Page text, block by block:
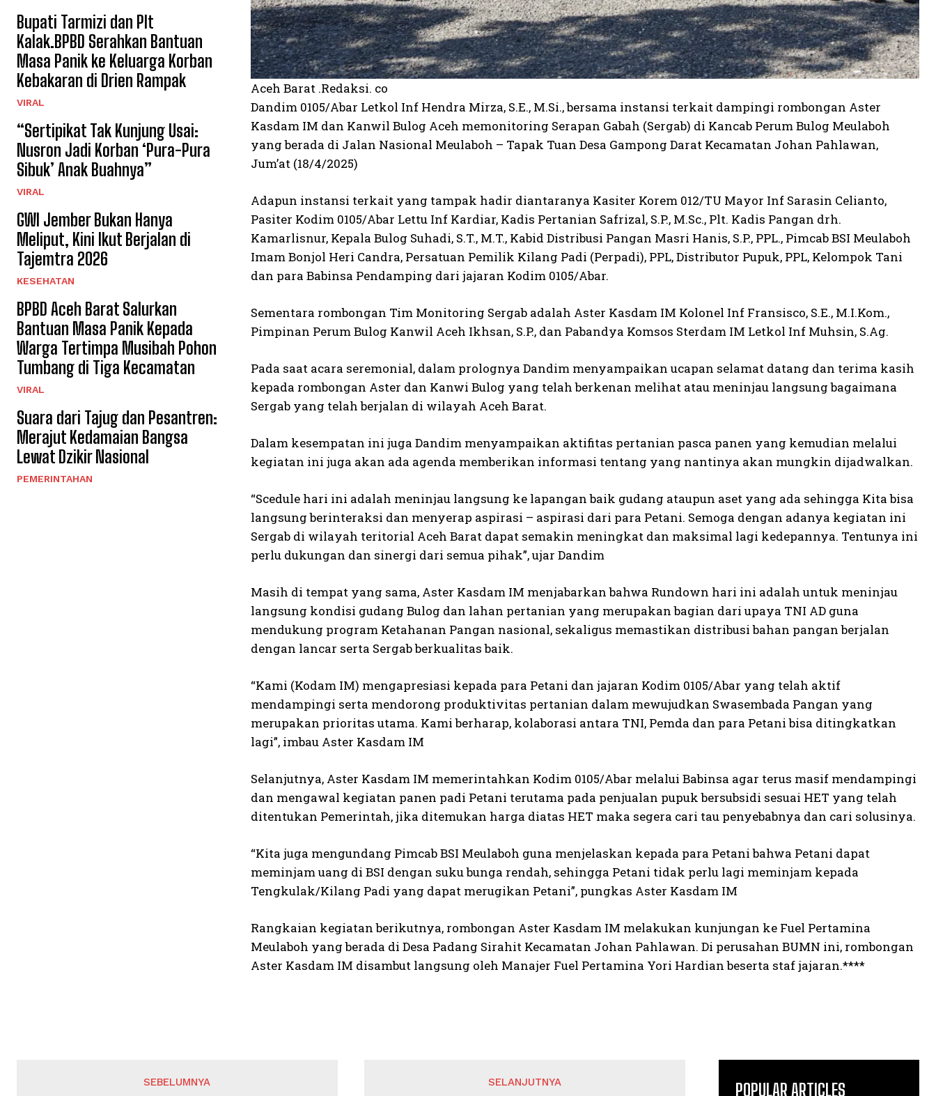
Bupati Tarmizi dan Plt
Kalak.BPBD Serahkan Bantuan
Masa Panik ke Keluarga Korban
Kebakaran di Drien Rampak
VIRAL
“Sertipikat Tak Kunjung Usai:
Nusron Jadi Korban ‘Pura-Pura
Sibuk’ Anak Buahnya”
VIRAL
GWI Jember Bukan Hanya
Meliput, Kini Ikut Berjalan di
Tajemtra 2026
KESEHATAN
BPBD Aceh Barat Salurkan
Bantuan Masa Panik Kepada
Warga Tertimpa Musibah Pohon
Tumbang di Tiga Kecamatan
VIRAL
Suara dari Tajug dan Pesantren:
Merajut Kedamaian Bangsa
Lewat Dzikir Nasional
PEMERINTAHAN
Aceh Barat .Redaksi. co
Dandim 0105/Abar Letkol Inf Hendra Mirza, S.E., M.Si., bersama instansi terkait dampingi rombongan Aster
Kasdam IM dan Kanwil Bulog Aceh memonitoring Serapan Gabah (Sergab) di Kancab Perum Bulog Meulaboh
yang berada di Jalan Nasional Meulaboh – Tapak Tuan Desa Gampong Darat Kecamatan Johan Pahlawan,
Jum’at (18/4/2025)
Adapun instansi terkait yang tampak hadir diantaranya Kasiter Korem 012/TU Mayor Inf Sarasin Celianto,
Pasiter Kodim 0105/Abar Lettu Inf Kardiar, Kadis Pertanian Safrizal, S.P., M.Sc., Plt. Kadis Pangan drh.
Kamarlisnur, Kepala Bulog Suhadi, S.T., M.T., Kabid Distribusi Pangan Masri Hanis, S.P., PPL., Pimcab BSI Meulaboh
Imam Bonjol Heri Candra, Persatuan Pemilik Kilang Padi (Perpadi), PPL, Distributor Pupuk, PPL, Kelompok Tani
dan para Babinsa Pendamping dari jajaran Kodim 0105/Abar.
Sementara rombongan Tim Monitoring Sergab adalah Aster Kasdam IM Kolonel Inf Fransisco, S.E., M.I.Kom.,
Pimpinan Perum Bulog Kanwil Aceh Ikhsan, S.P., dan Pabandya Komsos Sterdam IM Letkol Inf Muhsin, S.Ag.
Pada saat acara seremonial, dalam prolognya Dandim menyampaikan ucapan selamat datang dan terima kasih
kepada rombongan Aster dan Kanwi Bulog yang telah berkenan melihat atau meninjau langsung bagaimana
Sergab yang telah berjalan di wilayah Aceh Barat.
Dalam kesempatan ini juga Dandim menyampaikan aktifitas pertanian pasca panen yang kemudian melalui
kegiatan ini juga akan ada agenda memberikan informasi tentang yang nantinya akan mungkin dijadwalkan.
“Scedule hari ini adalah meninjau langsung ke lapangan baik gudang ataupun aset yang ada sehingga Kita bisa
langsung berinteraksi dan menyerap aspirasi – aspirasi dari para Petani. Semoga dengan adanya kegiatan ini
Sergab di wilayah teritorial Aceh Barat dapat semakin meningkat dan maksimal lagi kedepannya. Tentunya ini
perlu dukungan dan sinergi dari semua pihak”, ujar Dandim
Masih di tempat yang sama, Aster Kasdam IM menjabarkan bahwa Rundown hari ini adalah untuk meninjau
langsung kondisi gudang Bulog dan lahan pertanian yang merupakan bagian dari upaya TNI AD guna
mendukung program Ketahanan Pangan nasional, sekaligus memastikan distribusi bahan pangan berjalan
dengan lancar serta Sergab berkualitas baik.
“Kami (Kodam IM) mengapresiasi kepada para Petani dan jajaran Kodim 0105/Abar yang telah aktif
mendampingi serta mendorong produktivitas pertanian dalam mewujudkan Swasembada Pangan yang
merupakan prioritas utama. Kami berharap, kolaborasi antara TNI, Pemda dan para Petani bisa ditingkatkan
lagi”, imbau Aster Kasdam IM
Selanjutnya, Aster Kasdam IM memerintahkan Kodim 0105/Abar melalui Babinsa agar terus masif mendampingi
dan mengawal kegiatan panen padi Petani terutama pada penjualan pupuk bersubsidi sesuai HET yang telah
ditentukan Pemerintah, jika ditemukan harga diatas HET maka segera cari tau penyebabnya dan cari solusinya.
“Kita juga mengundang Pimcab BSI Meulaboh guna menjelaskan kepada para Petani bahwa Petani dapat
meminjam uang di BSI dengan suku bunga rendah, sehingga Petani tidak perlu lagi meminjam kepada
Tengkulak/Kilang Padi yang dapat merugikan Petani”, pungkas Aster Kasdam IM
Rangkaian kegiatan berikutnya, rombongan Aster Kasdam IM melakukan kunjungan ke Fuel Pertamina
Meulaboh yang berada di Desa Padang Sirahit Kecamatan Johan Pahlawan. Di perusahan BUMN ini, rombongan
Aster Kasdam IM disambut langsung oleh Manajer Fuel Pertamina Yori Hardian beserta staf jajaran.****
SEBELUMNYA SELANJUTNYA POPULAR ARTICLES